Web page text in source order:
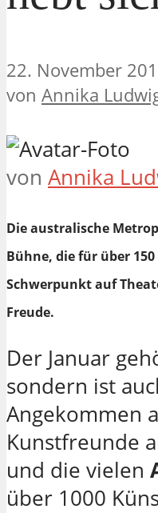
22. November
von Annika
von Annika
Die australische
Bühne, die für über
Schwerpunkt auf
Freude.
Der Januar
sondern ist
Angekommen
Kunstfreunde
und die vielen
über 1000